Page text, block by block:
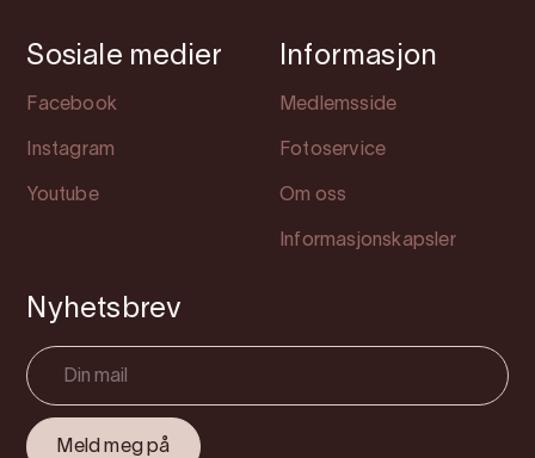
Sosiale medier
Facebook
Instagram
Youtube
Informasjon
Medlemsside
Fotoservice
Om oss
Informasjonskapsler
Nyhetsbrev